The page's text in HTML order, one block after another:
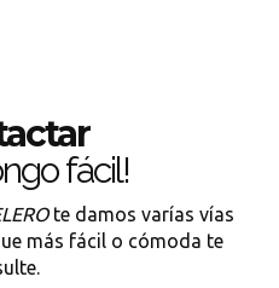
fácil!
te damos varías vías
más fácil o cómoda te